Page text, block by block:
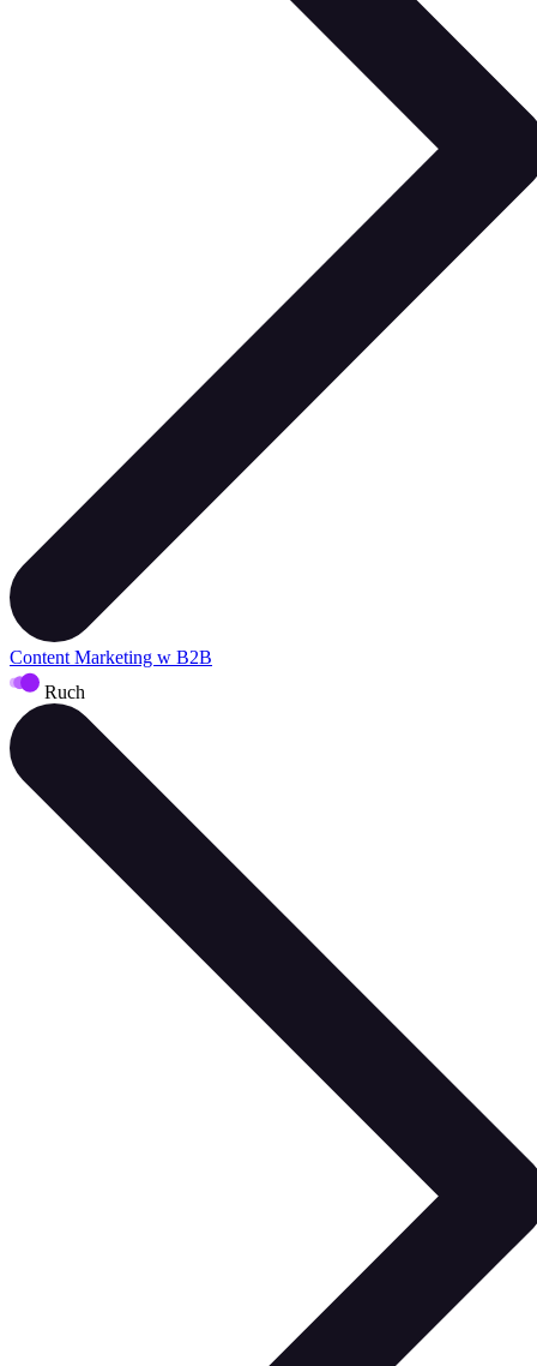
Content Marketing w B2B
Ruch